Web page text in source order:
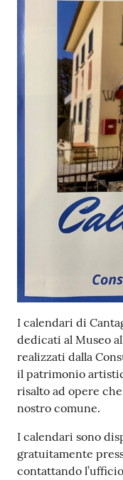
Contenuto
I calendari di
dedicati al Museo
realizzati dalla
il patrimonio
risalto ad opere
nostro comune.
I calendari sono
gratuitamente
contattando